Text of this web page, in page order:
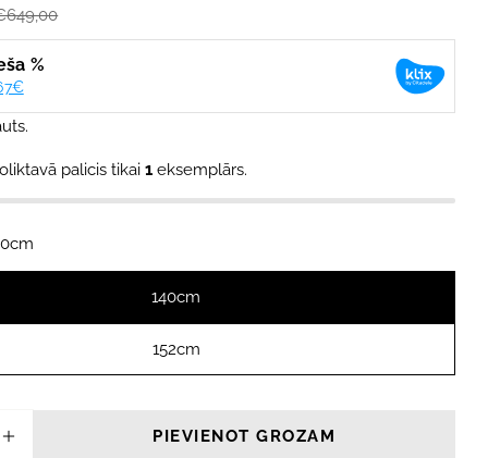
logā
palicis tikai1 eksemplārs.
140cm
152cm
PIEVIENOT GROZAM